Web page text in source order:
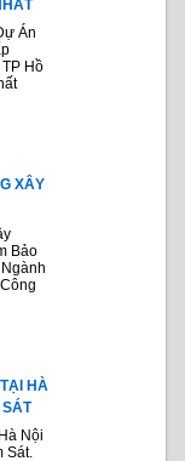
Án
Hồ
XÂY
Bảo
HÀ
SÁT
Nội
Sát.